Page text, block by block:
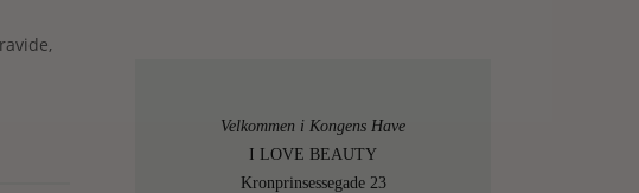
Velkommen i Kongens Have
I LOVE BEAUTY
Kronprinsessegade 23